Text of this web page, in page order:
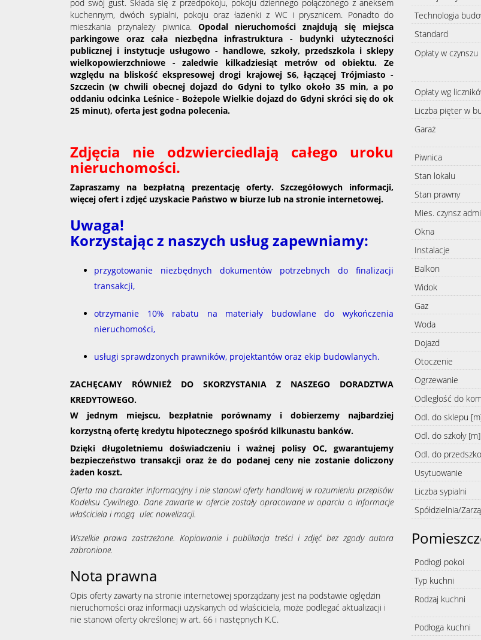
pod swój gust. Składa się z przedpokoju, pokoju dziennego połączonego z aneksem
kuchennym, dwóch sypialni, pokoju oraz łazienki z WC i prysznicem. Ponadto do
mieszkania przynależy piwnica. Opodal nieruchomości znajdują się miejsca
parkingowe oraz cała niezbędna infrastruktura - budynki użyteczności
publicznej i instytucje usługowo - handlowe, szkoły, przedszkola i sklepy
wielkopowierzchniowe - zaledwie kilkadziesiąt metrów od obiektu. Ze
względu na bliskość ekspresowej drogi krajowej S6, łączącej Trójmiasto -
Szczecin (w chwili obecnej dojazd do Gdyni to tylko około 35 min, a po
oddaniu odcinka Leśnice - Bożepole Wielkie dojazd do Gdyni skróci się do ok
25 minut), oferta jest godna polecenia.
Zdjęcia nie odzwierciedlają całego uroku
nieruchomości.
Zapraszamy na bezpłatną prezentację oferty. Szczegółowych informacji,
więcej ofert i zdjęć uzyskacie Państwo w biurze lub na stronie internetowej.
Uwaga!
Korzystając z naszych usług zapewniamy:
przygotowanie niezbędnych dokumentów potrzebnych do finalizacji
transakcji,
otrzymanie 10% rabatu na materiały budowlane do wykończenia
nieruchomości,
usługi sprawdzonych prawników, projektantów oraz ekip budowlanych.
ZACHĘCAMY RÓWNIEŻ DO SKORZYSTANIA Z NASZEGO DORADZTWA
KREDYTOWEGO.
W jednym miejscu, bezpłatnie porównamy i dobierzemy najbardziej
korzystną ofertę kredytu hipotecznego spośród kilkunastu banków.
Dzięki długoletniemu doświadczeniu i ważnej polisy OC, gwarantujemy
bezpieczeństwo transakcji oraz że do podanej ceny nie zostanie doliczony
żaden koszt.
Oferta ma charakter informacyjny i nie stanowi oferty handlowej w rozumieniu przepisów
Kodeksu Cywilnego. Dane zawarte w ofercie zostały opracowane w oparciu o informacje
właściciela i mogą ulec nowelizacji.
Wszelkie prawa zastrzeżone. Kopiowanie i publikacja treści i zdjęć bez zgody autora
zabronione.
Nota prawna
Opis oferty zawarty na stronie internetowej sporządzany jest na podstawie oględzin
nieruchomości oraz informacji uzyskanych od właściciela, może podlegać aktualizacji i
nie stanowi oferty określonej w art. 66 i następnych K.C.
Technologia
Standard
Opłaty w czynszu
Opłaty wg
Liczba pięter w
Garaż
Piwnica
Stan lokalu
Stan prawny
Mies. czynsz
Okna
Instalacje
Balkon
Widok
Gaz
Woda
Dojazd
Otoczenie
Ogrzewanie
Odległość do
Odl. do sklepu
Odl. do szkoły [m]
Odl. do
Usytuowanie
Liczba sypialni
Spółdzielnia/
Podłogi pokoi
Typ kuchni
Rodzaj kuchni
Podłoga kuchni